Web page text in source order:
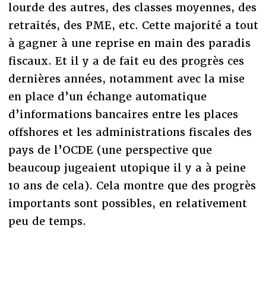
lourde des autres, des classes moyennes, des
retraités, des PME, etc. Cette majorité a tout
à gagner à une reprise en main des paradis
fiscaux. Et il y a de fait eu des progrès ces
dernières années, notamment avec la mise
en place d’un échange automatique
d’informations bancaires entre les places
offshores et les administrations fiscales des
pays de l’OCDE (une perspective que
beaucoup jugeaient utopique il y a à peine
10 ans de cela). Cela montre que des progrès
importants sont possibles, en relativement
peu de temps.